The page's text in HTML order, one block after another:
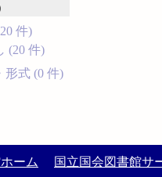
件)
(20 件)
形式 (0 件)
ーム 国立国会図書館サ